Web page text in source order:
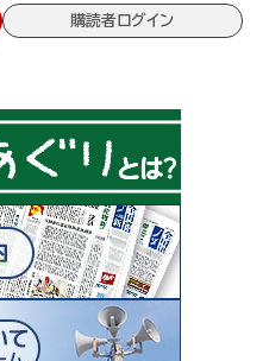
購読者ログイン